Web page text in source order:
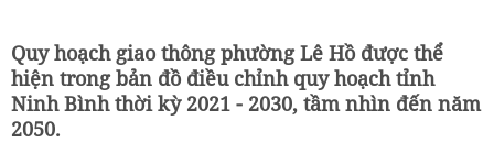
Quy hoạch giao thông phường Lê Hồ được thể
hiện trong bản đồ điều chỉnh quy hoạch tỉnh
Ninh Bình thời kỳ 2021 - 2030, tầm nhìn đến năm
2050.